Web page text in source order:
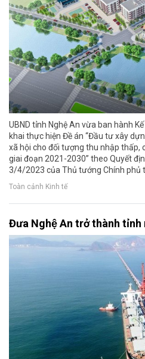
UBND tỉnh Nghệ An vừa ban hành
khai thực hiện Đề án “Đầu tư xây
xã hội cho đối tượng thu nhập thấp,
giai đoạn 2021-2030” theo Quyết
3/4/2023 của Thủ tướng Chính phủ
Toàn cảnh Kinh tế
Đưa Nghệ An trở thành tỉnh